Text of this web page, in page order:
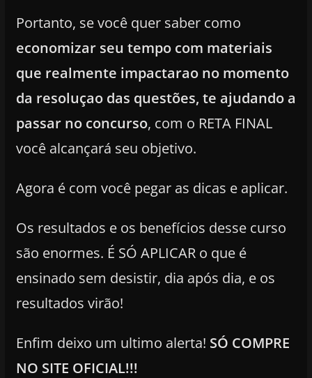
Portanto, se você quer saber como
economizar seu tempo com materiais
que realmente impactarao no momento
da resoluçao das questões, te ajudando a
passar no concurso, com o RETA FINAL
você alcançará seu objetivo.
Agora é com você pegar as dicas e aplicar.
Os resultados e os benefícios desse curso
são enormes. É SÓ APLICAR o que é
ensinado sem desistir, dia após dia, e os
resultados virão!
Enfim deixo um ultimo alerta! SÓ COMPRE
NO SITE OFICIAL!!!